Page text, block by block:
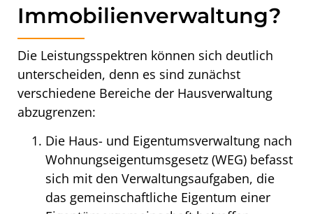
Immobilienverwaltung?
Die Leistungsspektren können sich deutlich
unterscheiden, denn es sind zunächst
verschiedene Bereiche der Hausverwaltung
abzugrenzen:
Die Haus- und Eigentumsverwaltung nach
Wohnungseigentumsgesetz (WEG) befasst
sich mit den Verwaltungsaufgaben, die
das gemeinschaftliche Eigentum einer